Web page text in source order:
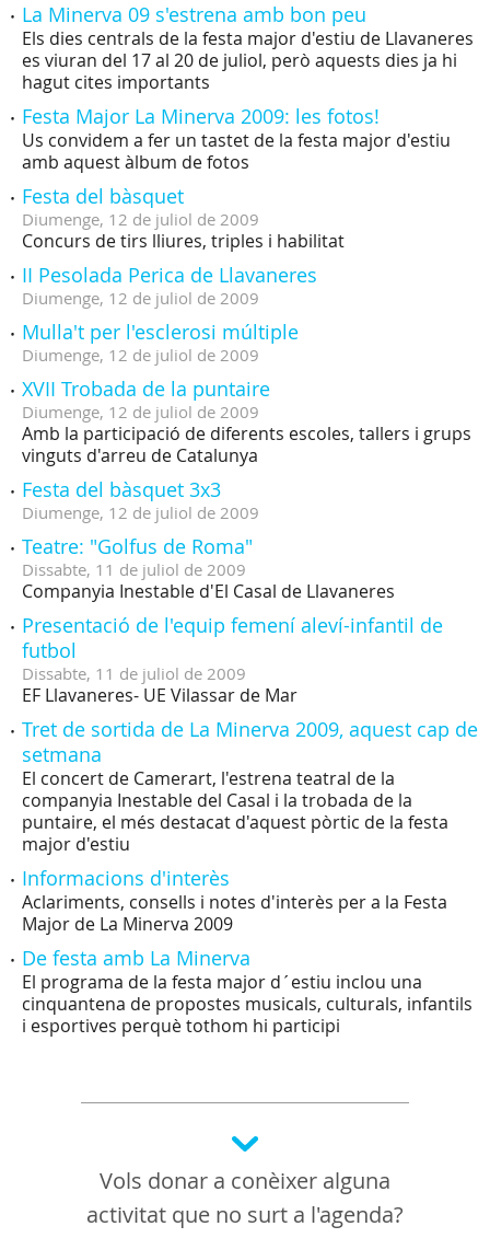
La Minerva 09 s'estrena amb bon peu
Els dies centrals de la festa major d'estiu de Llavaneres
es viuran del 17 al 20 de juliol, però aquests dies ja hi
hagut cites importants
Festa Major La Minerva 2009: les fotos!
Us convidem a fer un tastet de la festa major d'estiu
amb aquest àlbum de fotos
Festa del bàsquet
Diumenge, 12 de juliol de 2009
Concurs de tirs lliures, triples i habilitat
II Pesolada Perica de Llavaneres
Diumenge, 12 de juliol de 2009
Mulla't per l'esclerosi múltiple
Diumenge, 12 de juliol de 2009
XVII Trobada de la puntaire
Diumenge, 12 de juliol de 2009
Amb la participació de diferents escoles, tallers i grups
vinguts d'arreu de Catalunya
Festa del bàsquet 3x3
Diumenge, 12 de juliol de 2009
Teatre: "Golfus de Roma"
Dissabte, 11 de juliol de 2009
Companyia Inestable d'El Casal de Llavaneres
Presentació de l'equip femení aleví-infantil de
futbol
Dissabte, 11 de juliol de 2009
EF Llavaneres- UE Vilassar de Mar
Tret de sortida de La Minerva 2009, aquest cap de
setmana
El concert de Camerart, l'estrena teatral de la
companyia Inestable del Casal i la trobada de la
puntaire, el més destacat d'aquest pòrtic de la festa
major d'estiu
Informacions d'interès
Aclariments, consells i notes d'interès per a la Festa
Major de La Minerva 2009
De festa amb La Minerva
El programa de la festa major d´estiu inclou una
cinquantena de propostes musicals, culturals, infantils
i esportives perquè tothom hi participi
Vols donar a conèixer alguna
activitat que no surt a l'agenda?